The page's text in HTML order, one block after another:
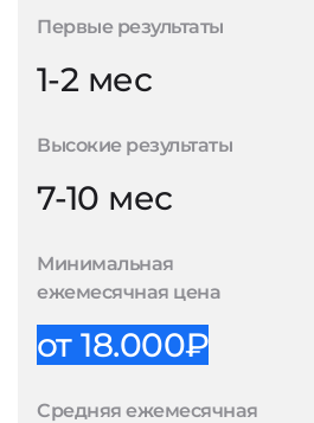
Первые результаты
1-2 мес
Высокие результаты
7-10 мес
Минимальная
ежемесячная цена
от 18.000₽
Средняя ежемесячная